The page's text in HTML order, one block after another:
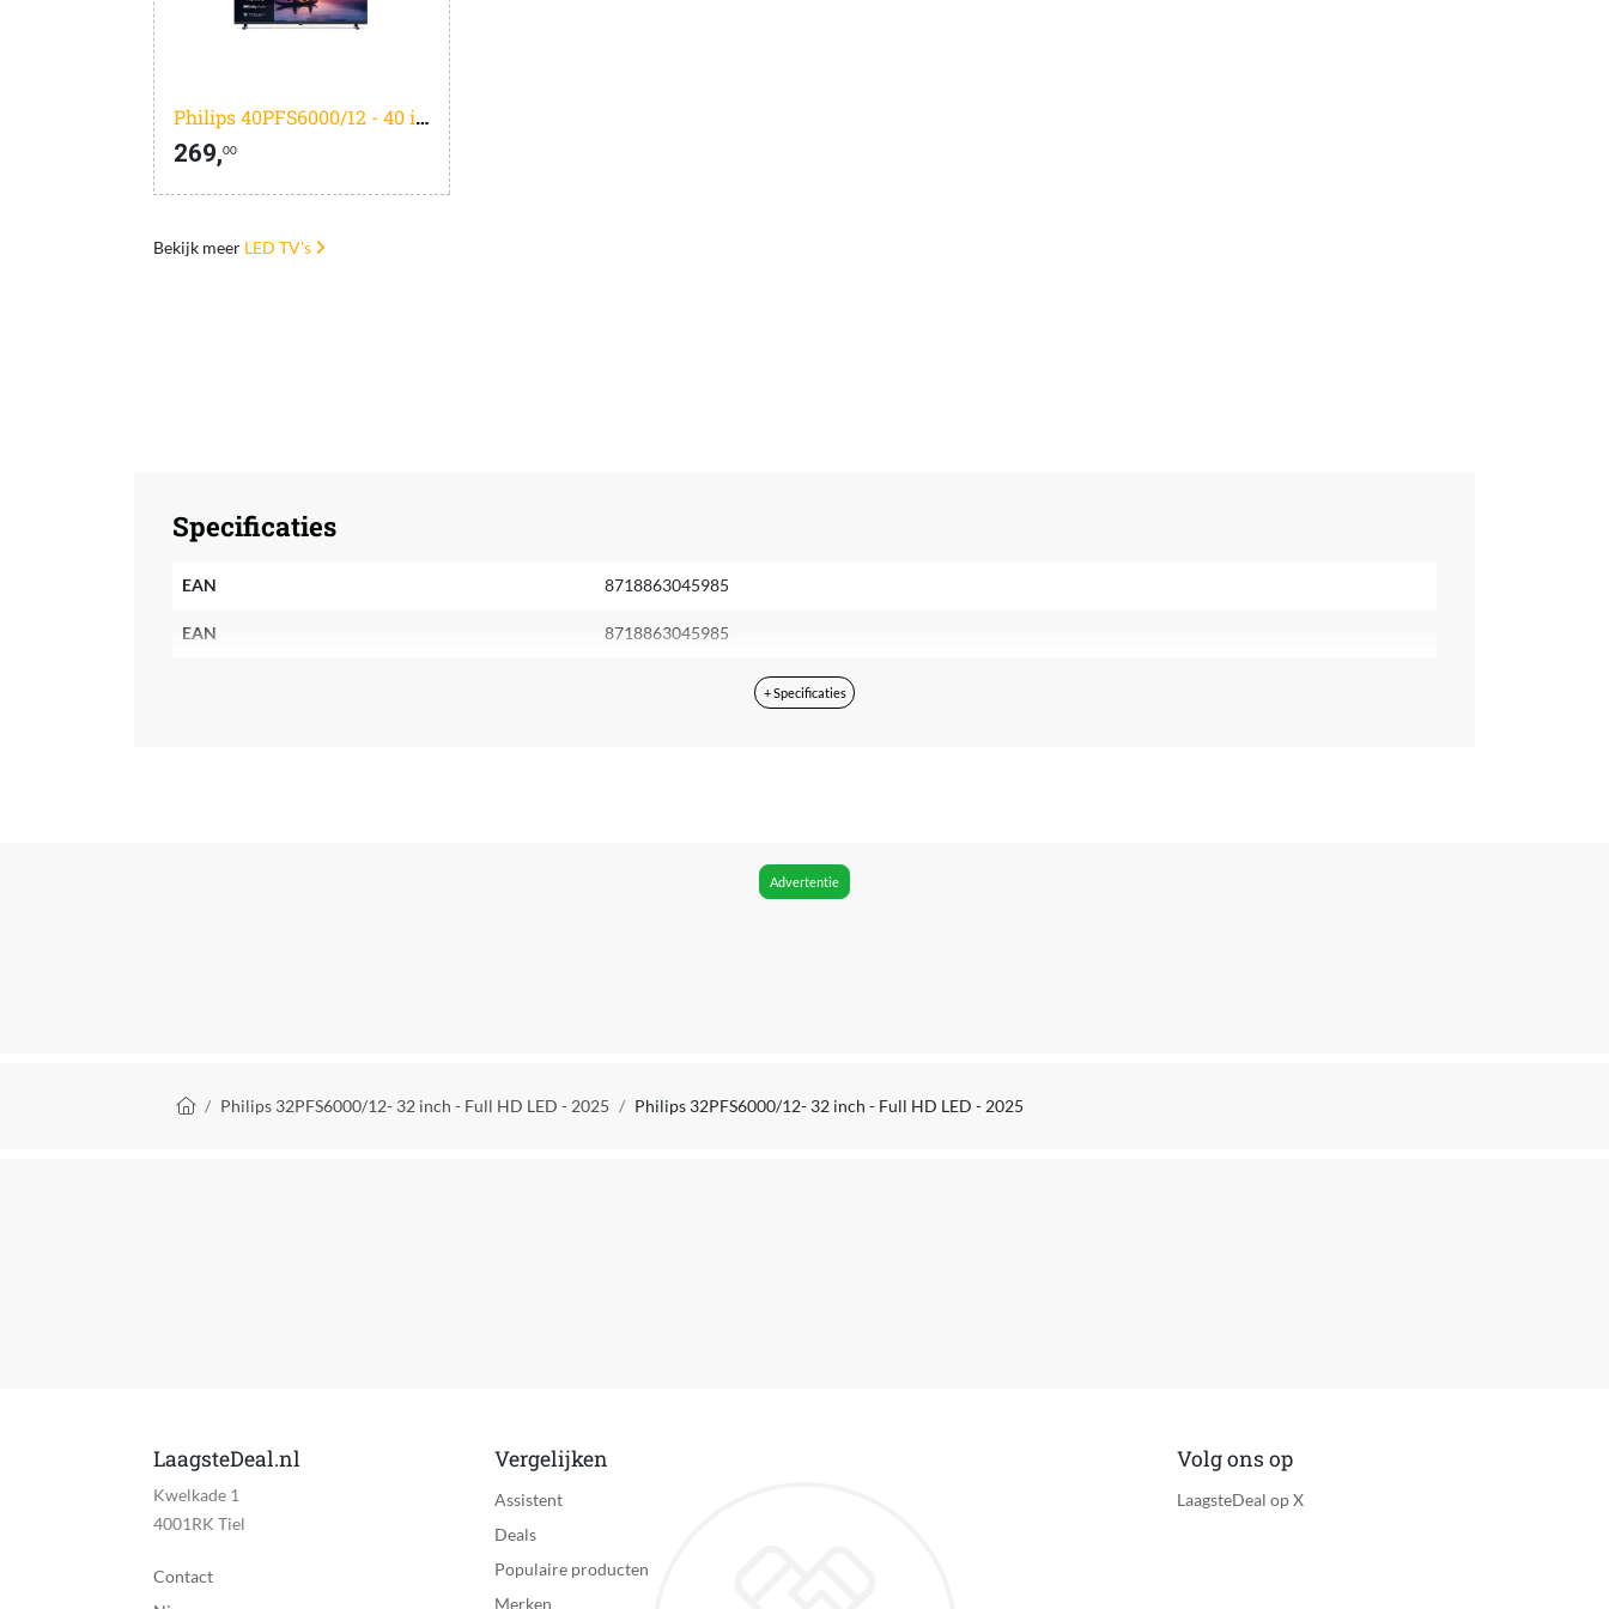
Philips 40PFS6000/12 - 40 inch - Full HD LED - 2025
269,00
Bekijk meer LED TV's
Specificaties
EAN 8718863045985
EAN 8718863045985
+ Specificaties
Advertentie
KruimelpadPhilips 32PFS6000/12- 32 inch - Full HD LED - 2025 Philips 32PFS6000/12- 32 inch - Full HD LED - 2025
LaagsteDeal.nl
Kwelkade 1
4001RK Tiel
Contact
Vergelijken
Assistent
Deals
Populaire producten
Merken
Volg ons op
LaagsteDeal op X